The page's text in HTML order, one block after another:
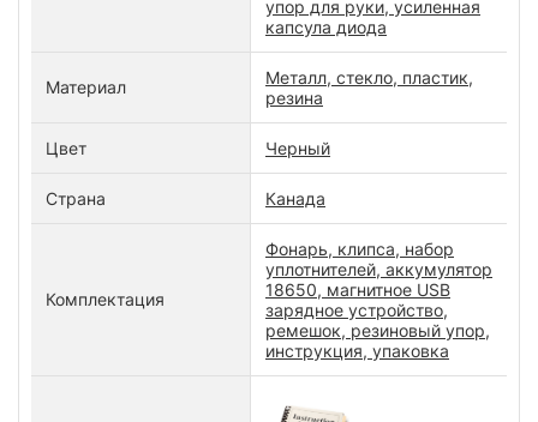
упор для руки, усиленная
капсула диода
Материал
Металл, стекло, пластик,
резина
Цвет Черный
Страна Канада
Комплектация
Фонарь, клипса, набор
уплотнителей, аккумулятор
18650, магнитное USB
зарядное устройство,
ремешок, резиновый упор,
инструкция, упаковка